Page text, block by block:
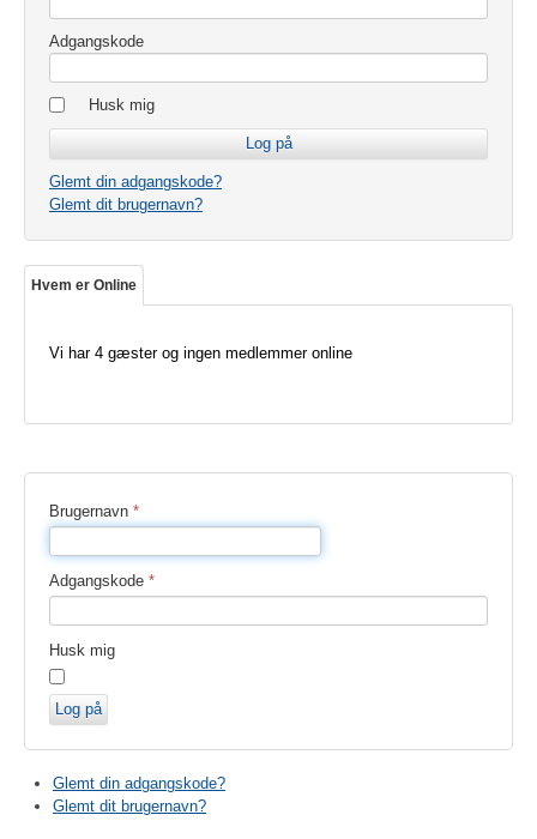
Adgangskode
Husk mig
Glemt din adgangskode?
Glemt dit brugernavn?
Hvem er Online
Vi har 4 gæster og ingen medlemmer online
Brugernavn *
Adgangskode *
Husk mig
Log på
Glemt din adgangskode?
Glemt dit brugernavn?